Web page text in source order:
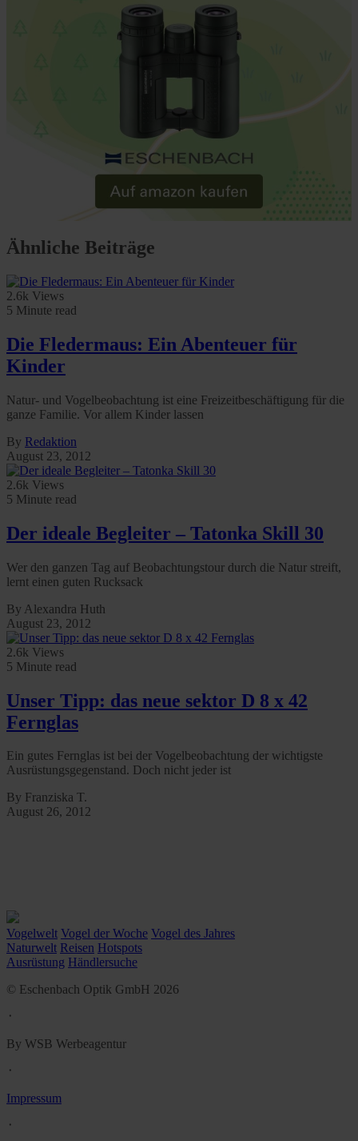
Ähnliche Beiträge
2.6k Views
5 Minute read
Die Fledermaus: Ein Abenteuer für
Kinder
Natur- und Vogelbeobachtung ist eine Freizeitbeschäftigung für die
ganze Familie. Vor allem Kinder lassen
By Redaktion
August 23, 2012
2.6k Views
5 Minute read
Der ideale Begleiter – Tatonka Skill 30
Wer den ganzen Tag auf Beobachtungstour durch die Natur streift,
lernt einen guten Rucksack
By Alexandra Huth
August 23, 2012
2.6k Views
5 Minute read
Unser Tipp: das neue sektor D 8 x 42
Fernglas
Ein gutes Fernglas ist bei der Vogelbeobachtung der wichtigste
Ausrüstungsgegenstand. Doch nicht jeder ist
By Franziska T.
August 26, 2012
Vogelwelt Vogel der Woche Vogel des Jahres
Naturwelt Reisen Hotspots
Ausrüstung Händlersuche
© Eschenbach Optik GmbH 2026
᛫
By WSB Werbeagentur
᛫
Impressum
᛫